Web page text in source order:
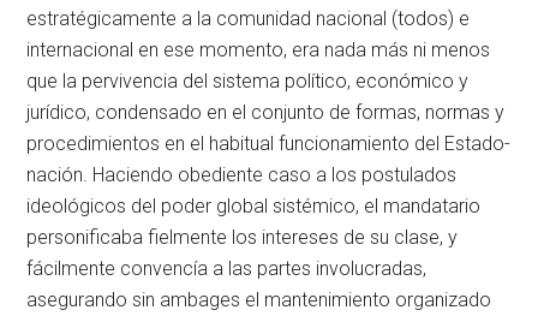
estratégicamente a la comunidad nacional (todos) e
internacional en ese momento, era nada más ni menos
que la pervivencia del sistema político, económico y
jurídico, condensado en el conjunto de formas, normas y
procedimientos en el habitual funcionamiento del Estado-
nación. Haciendo obediente caso a los postulados
ideológicos del poder global sistémico, el mandatario
personificaba fielmente los intereses de su clase, y
fácilmente convencía a las partes involucradas,
asegurando sin ambages el mantenimiento organizado